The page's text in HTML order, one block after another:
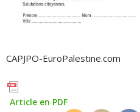
CAPJPO-EuroPalestine.com
Article en PDF